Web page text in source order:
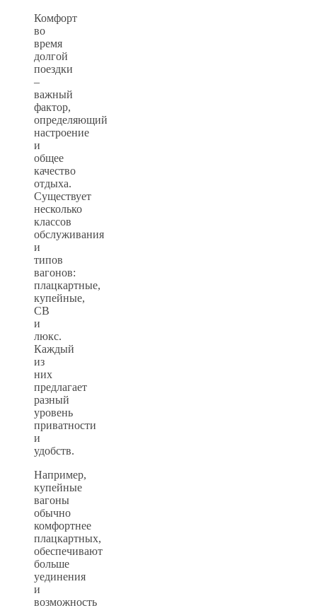
Комфорт
во
время
долгой
поездки
–
важный
фактор,
определяющий
настроение
и
общее
качество
отдыха.
Существует
несколько
классов
обслуживания
и
типов
вагонов:
плацкартные,
купейные,
СВ
и
люкс.
Каждый
из
них
предлагает
разный
уровень
приватности
и
удобств.
Например,
купейные
вагоны
обычно
комфортнее
плацкартных,
обеспечивают
больше
уединения
и
возможность